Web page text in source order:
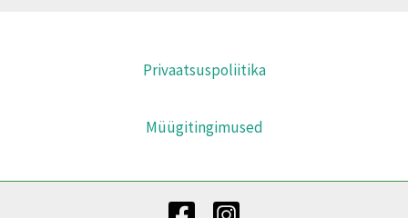
Privaatsuspoliitika
Müügitingimused